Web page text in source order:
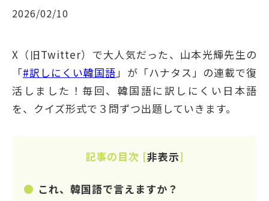
2026/02/10
X（旧Twitter）で大人気だった、山本光輝先生の
「#訳しにくい韓国語 」が「ハナタス」の連載で復
活しました！毎回、韓国語に訳しにくい日本語
を、クイズ形式で３問ずつ出題していきます。
記事の目次 [非表示]
これ、韓国語で言えますか？